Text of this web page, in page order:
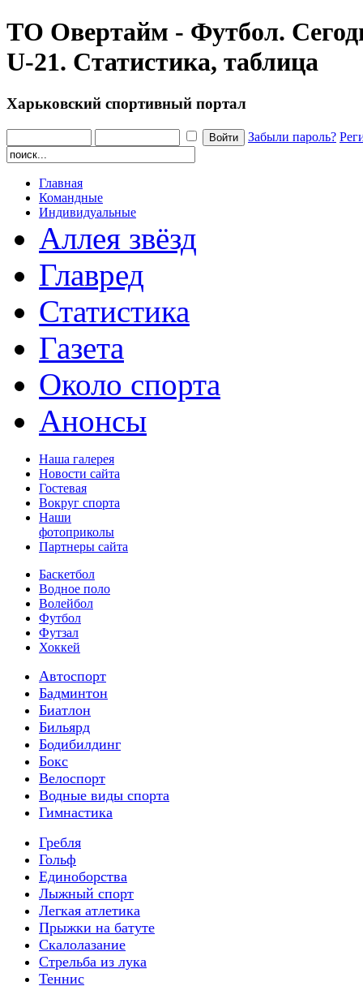
ТО Овертайм - Футбол.
U-21. Статистика, таблица
Харьковский спортивный портал
Забыли пароль?
Главная
Командные
Индивидуальные
Аллея звёзд
Главред
Статистика
Газета
Около спорта
Анонсы
Наша галерея
Новости сайта
Гостевая
Вокруг спорта
Наши
фотоприколы
Партнеры сайта
Баскетбол
Водное поло
Волейбол
Футбол
Футзал
Хоккей
Автоспорт
Бадминтон
Биатлон
Бильярд
Бодибилдинг
Бокс
Велоспорт
Водные виды спорта
Гимнастика
Гребля
Гольф
Единоборства
Лыжный спорт
Легкая атлетика
Прыжки на батуте
Скалолазание
Стрельба из лука
Теннис